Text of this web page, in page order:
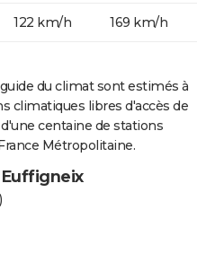
122 km/h 169 km/h
du climat sont estimés à
climatiques libres d'accès de
centaine de stations
Métropolitaine.